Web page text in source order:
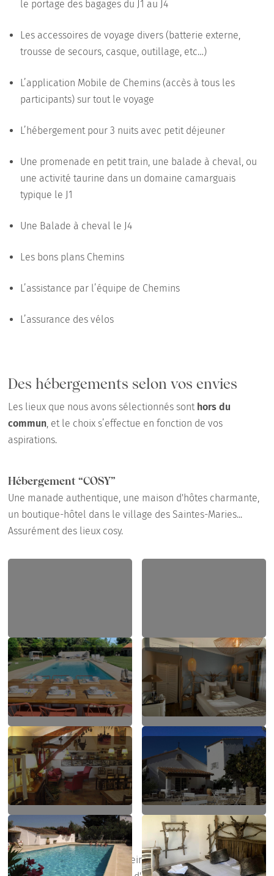
le portage des bagages du J1 au J4
Les accessoires de voyage divers (batterie externe,
trousse de secours, casque, outillage, etc…)
L’application Mobile de Chemins (accès à tous les
participants) sur tout le voyage
L’hébergement pour 3 nuits avec petit déjeuner
Une promenade en petit train, une balade à cheval, ou
une activité taurine dans un domaine camarguais
typique le J1
Une Balade à cheval le J4
Les bons plans Chemins
L’assistance par l’équipe de Chemins
L’assurance des vélos
Des hébergements selon vos envies
Les lieux que nous avons sélectionnés sont hors du
commun, et le choix s’effectue en fonction de vos
aspirations.
Hébergement “COSY”
Une manade authentique, une maison d'hôtes charmante,
un boutique-hôtel dans le village des Saintes-Maries...
Assurément des lieux cosy.
Hébergement “CHIC”
Vous profitez d'un mas en pleine nature propice à la